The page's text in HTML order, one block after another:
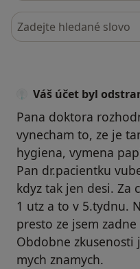
Hledejte v názorech
Váš účet byl
Pana doktora
vynecham to, ze je
hygiena, vymena
Pan dr.pacientku
kdyz tak jen desi. Za
1 utz a to v 5.tydnu.
presto ze jsem
Obdobne zkusenosti
mych znamych.